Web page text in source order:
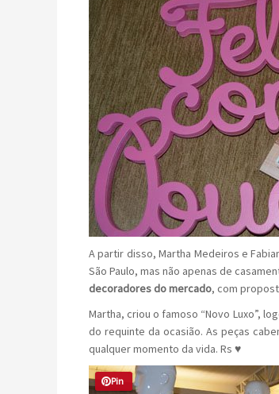
A partir disso, Martha Medeiros e
São Paulo, mas não apenas de
decoradores do mercado, com
Martha, criou o famoso “Novo Luxo”,
do requinte da ocasião. As peças
qualquer momento da vida. Rs ♥
Pin